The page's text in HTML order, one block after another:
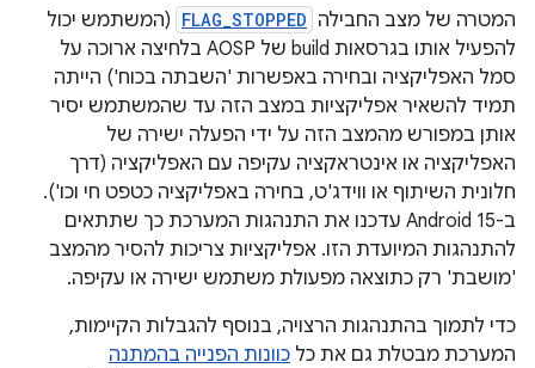
המטרה של מצב החבילה FLAG_STOPPED (המשתמש יכול
להפעיל אותו בגרסאות build של AOSP בלחיצה ארוכה על
סמל האפליקציה ובחירה באפשרות 'השבתה בכוח') הייתה
תמיד להשאיר אפליקציות במצב הזה עד שהמשתמש יסיר
אותן במפורש מהמצב הזה על ידי הפעלה ישירה של
האפליקציה או אינטראקציה עקיפה עם האפליקציה (דרך
חלונית השיתוף או ווידג'ט, בחירה באפליקציה כטפט חי וכו').
ב-Android 15 עדכנו את התנהגות המערכת כך שתתאים
להתנהגות המיועדת הזו. אפליקציות צריכות להסיר מהמצב
'מושבת' רק כתוצאה מפעולת משתמש ישירה או עקיפה.
כדי לתמוך בהתנהגות הרצויה, בנוסף להגבלות הקיימות,
המערכת מבטלת גם את כל כוונות הפנייה בהמתנה